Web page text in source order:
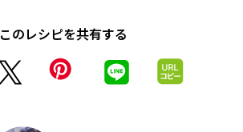
このレシピを共有する